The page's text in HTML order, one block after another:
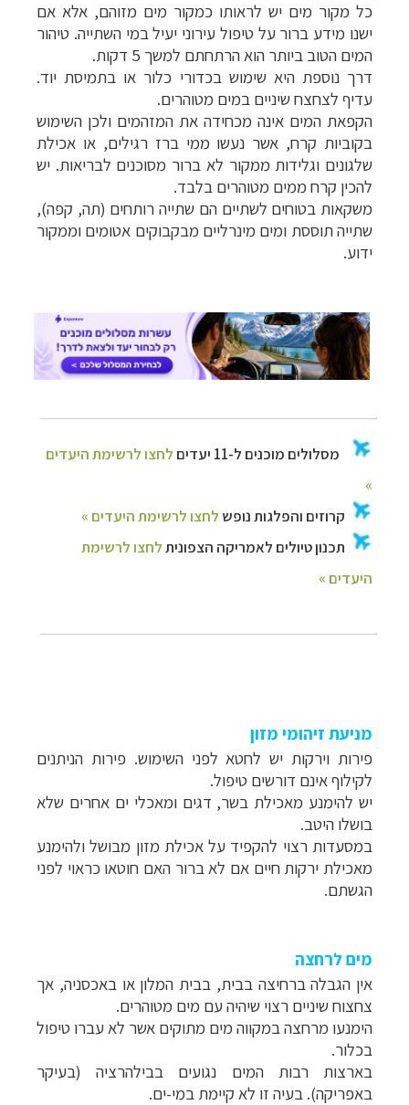
כל מקור מים יש לראותו כמקור מים מזוהם, אלא אם
ישנו מידע ברור על טיפול עירוני יעיל במי השתייה. טיהור
המים הטוב ביותר הוא הרתחתם למשך 5 דקות.
דרך נוספת היא שימוש בכדורי כלור או בתמיסת יוד.
עדיף לצחצח שיניים במים מטוהרים.
הקפאת המים אינה מכחידה את המזהמים ולכן השימוש
בקוביות קרח, אשר נעשו ממי ברז רגילים, או אכילת
שלגונים וגלידות ממקור לא ברור מסוכנים לבריאות. יש
להכין קרח ממים מטוהרים בלבד.
משקאות בטוחים לשתיים הם שתייה רותחים (תה, קפה),
שתייה תוססת ומים מינרליים מבקבוקים אטומים וממקור
ידוע.
מסלולים מוכנים ל-11 יעדים
»
לחצו לרשימת היעדים »
מניעת זיהומי מזון
פירות וירקות יש לחטא לפני השימוש. פירות הניתנים
לקילוף אינם דורשים טיפול.
יש להימנע מאכילת בשר, דגים ומאכלי ים אחרים שלא
בושלו היטב.
במסעדות רצוי להקפיד על אכילת מזון מבושל ולהימנע
מאכילת ירקות חיים אם לא ברור האם חוטאו כראוי לפני
הגשתם.
מים לרחצה
אין הגבלה ברחיצה בבית, בבית המלון או באכסניה, אך
צחצוח שיניים רצוי שיהיה עם מים מטוהרים.
הימנעו מרחצה במקווה מים מתוקים אשר לא עברו טיפול
בכלור.
בארצות רבות המים נגועים בבילהרציה (בעיקר
באפריקה). בעיה זו לא קיימת במי-ים.